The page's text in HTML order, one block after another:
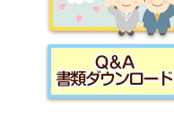
採用情報